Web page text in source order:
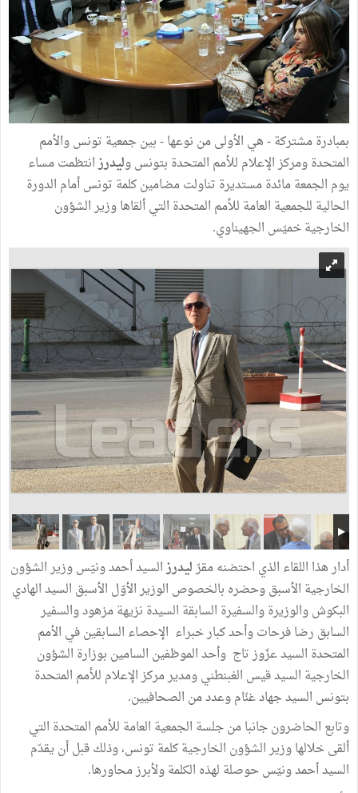
بمبادرة مشتركة - هي الأولى من نوعها - بين جمعية تونس والأمم
المتحدة ومركز الإعلام للأمم المتحدة بتونس وليدرزانتظمت مساء
يوم الجمعة مائدة مستديرة تناولت مضامين كلمة تونس أمام الدورة
الحالية للجمعية العامة للأمم المتحدة التي ألقاها وزير الشؤون
الخارجية خميّس الجهيناوي.
أدار هذا اللقاء الذي احتضنه مقرّليدرزالسيد أحمد ونيّس وزير الشؤون
الخارجية الأسبق وحضره بالخصوص الوزير الأوّل الأسبق السيد الهادي
البكوش والوزيرة والسفيرة السابقة السيدة نزيهة مزهود والسفير
السابق رضا فرحات وأحد كبار خبراء الإحصاء السابقين في الأمم
المتحدة السيد عزّوز تاج وأحد الموظفين السامين بوزارة الشؤون
الخارجية السيد قيس الغبنطني ومدير مركز الإعلام للأمم المتحدة
بتونس السيد جهاد غنّام وعدد من الصحافيين.
وتابع الحاضرون جانبا من جلسة الجمعية العامة للأمم المتحدة التي
ألقى خلالها وزير الشؤون الخارجية كلمة تونس، وذلك قبل أن يقدّم
السيد أحمد ونيّس حوصلة لهذه الكلمة ولأبرز محاورها.